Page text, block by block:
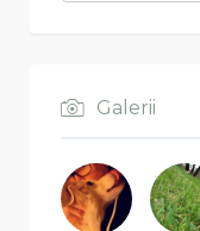
Galerii